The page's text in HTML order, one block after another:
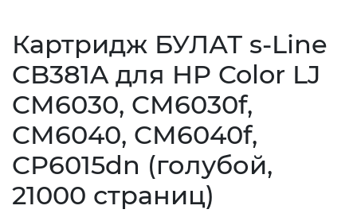
Картридж БУЛАТ s-Line
CB381A для HP Color LJ
CM6030, CM6030f,
CM6040, CM6040f,
CP6015dn (голубой,
21000 страниц)